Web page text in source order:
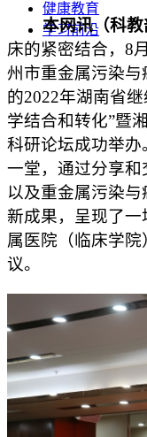
健康教育
学习前沿
本网讯（科教
床的紧密结合，8
州市重金属污染
的2022年湖南省
学结合和转化”暨
科研论坛成功举
一堂，通过分享
以及重金属污染
新成果，呈现了
属医院（临床学
议。